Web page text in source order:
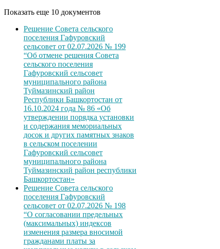
Показать еще 10 документов
Решение Совета сельского
поселения Гафуровский
сельсовет от 02.07.2026 № 199
“Об отмене решения Совета
сельского поселения
Гафуровский сельсовет
муниципального района
Туймазинский район
Республики Башкортостан от
16.10.2024 года № 86 «Об
утверждении порядка установки
и содержания мемориальных
досок и других памятных знаков
в сельском поселении
Гафуровский сельсовет
муниципального района
Туймазинский район республики
Башкортостан»
Решение Совета сельского
поселения Гафуровский
сельсовет от 02.07.2026 № 198
“О согласовании предельных
(максимальных) индексов
изменения размера вносимой
гражданами платы за